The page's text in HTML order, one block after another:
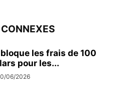
les frais de 100
pour les...
06/2026